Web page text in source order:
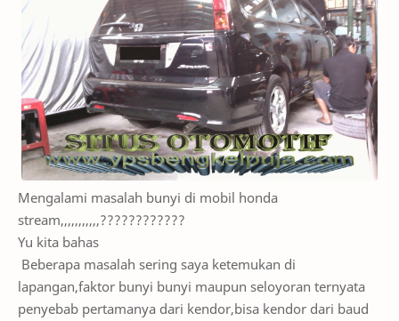
Mengalami masalah bunyi di mobil honda
stream,,,,,,,,,,,????????????
Yu kita bahas
Beberapa masalah sering saya ketemukan di
lapangan,faktor bunyi bunyi maupun seloyoran ternyata
penyebab pertamanya dari kendor,bisa kendor dari baud